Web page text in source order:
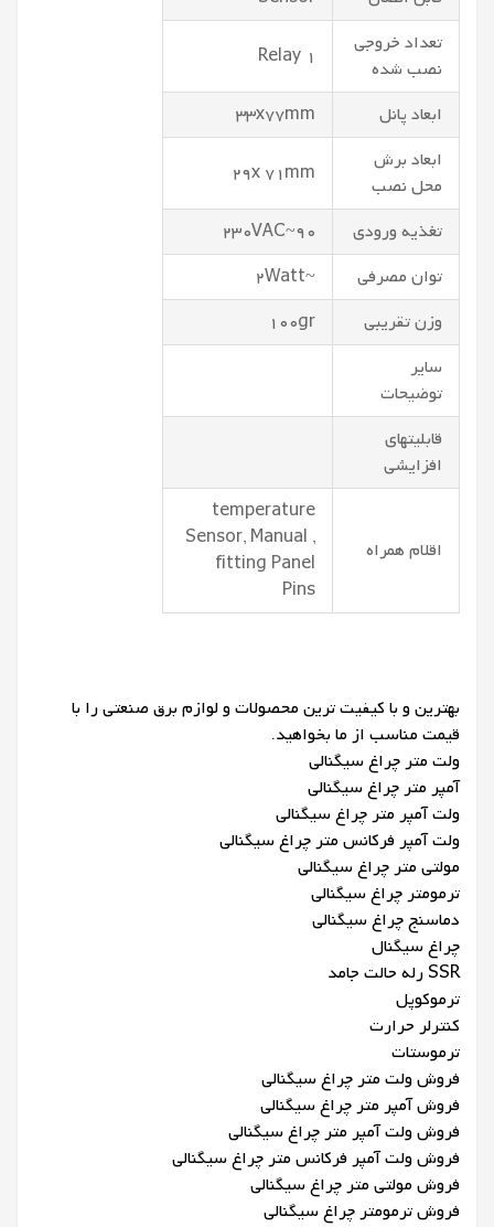
تعداد خروجی
نصب شده
1 Relay
ابعاد پانل
33x77mm
ابعاد برش
محل نصب
29x 71mm
تغذیه ورودی
90~230VAC
توان مصرفی
~2Watt
وزن تقریبی
100gr
سایر
توضیحات
قابلیتهای
افزایشی
اقلام همراه
temperature
Sensor, Manual ,
fitting Panel
Pins
بهترین و با کیفیت ترین محصولات و لوازم برق صنعتی را با
قیمت مناسب از ما بخواهید.
ولت متر چراغ سیگنالی
آمپر متر چراغ سیگنالی
ولت آمپر متر چراغ سیگنالی
ولت آمپر فرکانس متر چراغ سیگنالی
مولتی متر چراغ سیگنالی
ترمومتر چراغ سیگنالی
دماسنج چراغ سیگنالی
چراغ سیگنال
SSR رله حالت جامد
ترموکوپل
کنترلر حرارت
ترموستات
فروش ولت متر چراغ سیگنالی
فروش آمپر متر چراغ سیگنالی
فروش ولت آمپر متر چراغ سیگنالی
فروش ولت آمپر فرکانس متر چراغ سیگنالی
فروش مولتی متر چراغ سیگنالی
فروش ترمومتر چراغ سیگنالی